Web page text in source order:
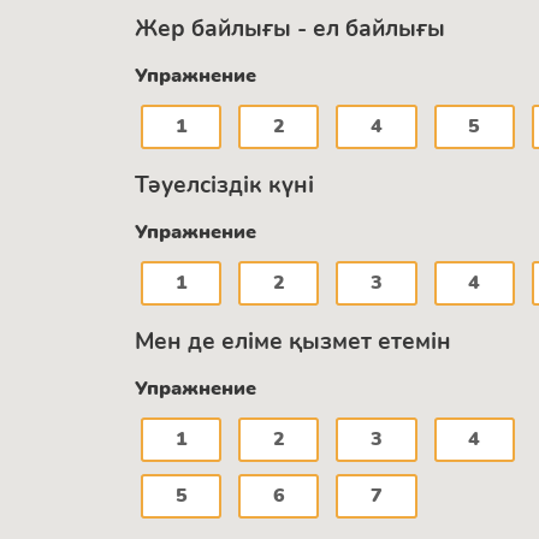
Жер байлығы - ел байлығы
Упражнение
1
2 4 5
Тәуелсіздік күні
Упражнение
1
2 3 4
Мен де еліме қызмет етемін
Упражнение
1
2 3 4
5 6 7